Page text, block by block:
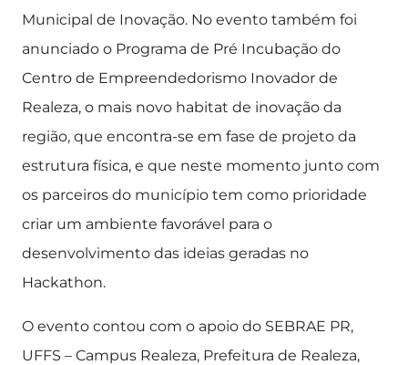
Municipal de Inovação. No evento também foi
anunciado o Programa de Pré Incubação do
Centro de Empreendedorismo Inovador de
Realeza, o mais novo habitat de inovação da
região, que encontra-se em fase de projeto da
estrutura física, e que neste momento junto com
os parceiros do município tem como prioridade
criar um ambiente favorável para o
desenvolvimento das ideias geradas no
Hackathon.
O evento contou com o apoio do SEBRAE PR,
UFFS – Campus Realeza, Prefeitura de Realeza,